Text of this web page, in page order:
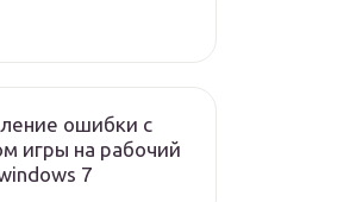
ошибки с
игры на рабочий
7